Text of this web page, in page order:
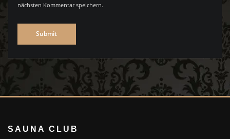
nächsten Kommentar speichern.
SAUNA CLUB